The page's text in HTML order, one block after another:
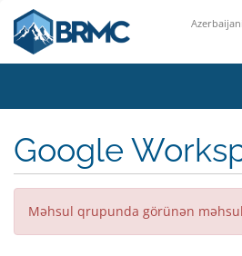
Azerbaijani
Google
Məhsul qrupunda görünən